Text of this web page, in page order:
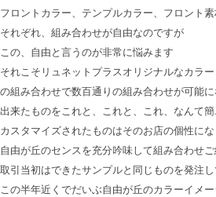
フロントカラー、テンプルカラー、フロント
それぞれ、組み合わせが自由なのですが
この、自由と言うのが非常に悩みます
それこそリュネットプラスオリジナルなカラー
の組み合わせで数百通りの組み合わせが可能に
出来たものをこれと、これと、これ、なんて簡
カスタマイズされたものはそのお店の個性にな
自由が丘のセンスを充分吟味して組み合わせ
取引当初はできたサンプルと同じものを発注
この半年近くでだいぶ自由が丘のカラーイメ